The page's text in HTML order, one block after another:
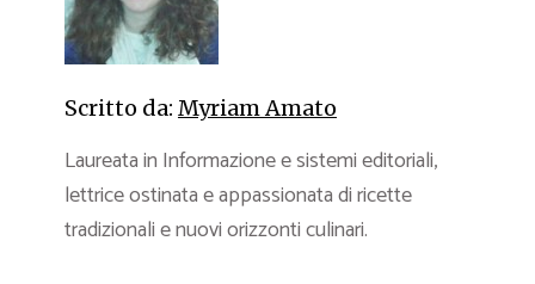
Scritto da: Myriam Amato
Laureata in Informazione e sistemi editoriali,
lettrice ostinata e appassionata di ricette
tradizionali e nuovi orizzonti culinari.